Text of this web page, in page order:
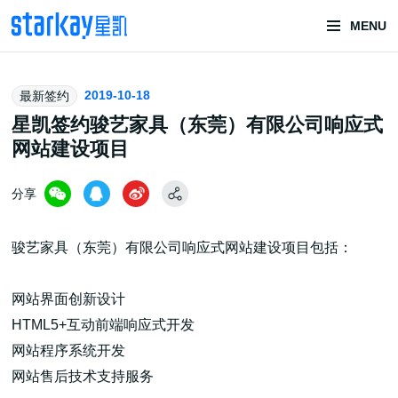
MENU
头部潮玩
技术服务商
潮玩技术解决方案
头部潮玩盲盒/谷子卡牌/二次元手办抽赏开发
最新签约 2019-10-18
星凯签约骏艺家具（东莞）有限公司响应式
网站建设项目
分享
骏艺家具（东莞）有限公司响应式网站建设项目包括：
网站界面创新设计
HTML5+互动前端响应式开发
网站程序系统开发
网站售后技术支持服务